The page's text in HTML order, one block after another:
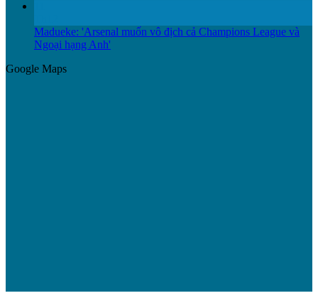
Madueke: 'Arsenal muốn vô địch cả Champions League và
Ngoại hạng Anh'
Google Maps